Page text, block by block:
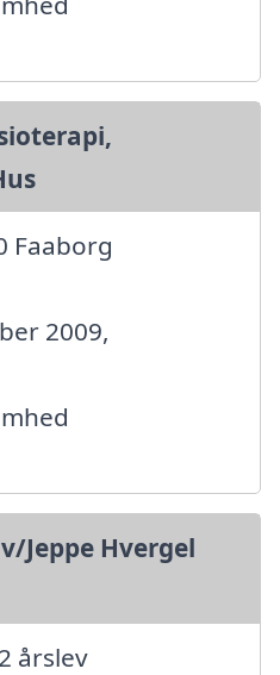
Faaborg
2009,
Jeppe Hvergel
årslev